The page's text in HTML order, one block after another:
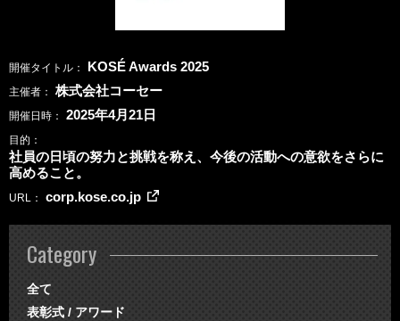
開催タイトル KOSÉ Awards 2025
主催者 株式会社コーセー
開催日時 2025年4月21日
目的
社員の日頃の努力と挑戦を称え、今後の活動への意欲をさらに
高めること。
URL corp.kose.co.jp
Category
全て
表彰式 / アワード